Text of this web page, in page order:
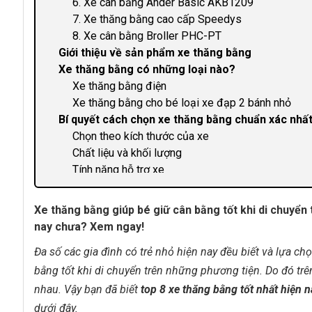
7. Xe thăng bằng cao cấp Speedys
8. Xe cân bằng Broller PHC-PT
Giới thiệu về sản phẩm xe thăng bằng
Xe thăng bằng có những loại nào?
Xe thăng bằng điện
Xe thăng bằng cho bé loại xe đạp 2 bánh nhỏ
Bí quyết cách chọn xe thăng bằng chuẩn xác nhất
Chọn theo kích thước của xe
Chất liệu và khối lượng
Tính năng hỗ trợ xe
Sản phẩm xe thăng bằng hãng nào tốt?
Thương hiệu Starider
Thương hiệu Ander
Thương hiệu Cruzee
Các câu hỏi thường gặp
Chọn xe cân bằng càng nhẹ thì càng tốt phải
Xe cân bằng không có phanh có an toàn cho trẻ
Sau khi trẻ biết đi xe đạp rồi thì loại xe này có
Xe thăng bằng giúp bé giữ cân bằng tốt khi di
nay chưa? Xem ngay!
Đa số các gia đình có trẻ nhỏ hiện nay đều biết và lựa
bằng tốt khi di chuyển trên những phương tiện. Do đó
nhau. Vậy bạn đã biết top 8 xe thăng bằng tốt nhất hiện
dưới đây.